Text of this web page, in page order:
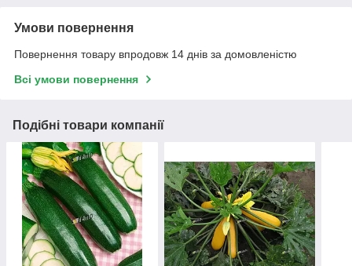
Умови повернення
Повернення товару впродовж 14 днів за домовленістю
Всі умови повернення
Подібні товари компанії